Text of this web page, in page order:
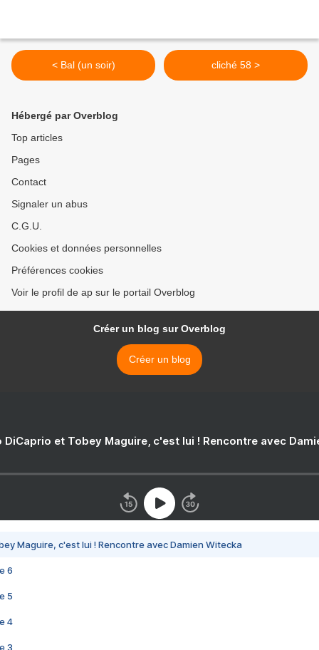
< Bal (un soir) cliché 58 >
Hébergé par Overblog
Top articles
Pages
Contact
Signaler un abus
C.G.U.
Cookies et données personnelles
Préférences cookies
Voir le profil de ap sur le portail Overblog
Créer un blog sur Overblog
Créer un blog
DiCaprio et Tobey Maguire, c'est lui ! Rencontre avec
Maguire, c'est lui ! Rencontre avec Damien Witecka
6
5
4
3